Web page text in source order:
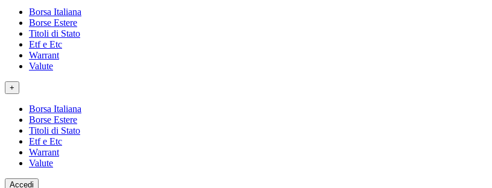
Borsa Italiana
Borse Estere
Titoli di Stato
Etf e Etc
Warrant
Valute
+
Borsa Italiana
Borse Estere
Titoli di Stato
Etf e Etc
Warrant
Valute
Accedi